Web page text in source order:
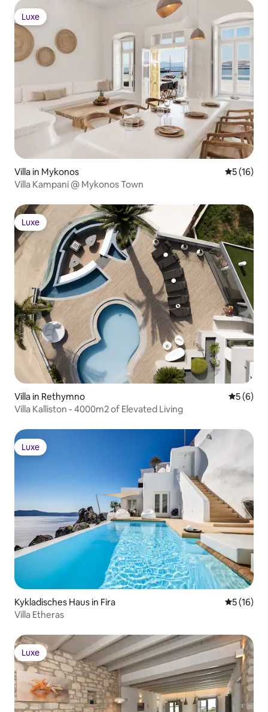
Luxe
Luxe
Villa in Mykonos
5 (16)
Villa Kampani @ Mykonos Town
Luxe
Luxe
Villa in Rethymno
5 (6)
Villa Kalliston - 4000m2 of Elevated Living
Luxe
Luxe
Kykladisches Haus in Fira
5 (16)
Villa Etheras
Luxe
Luxe